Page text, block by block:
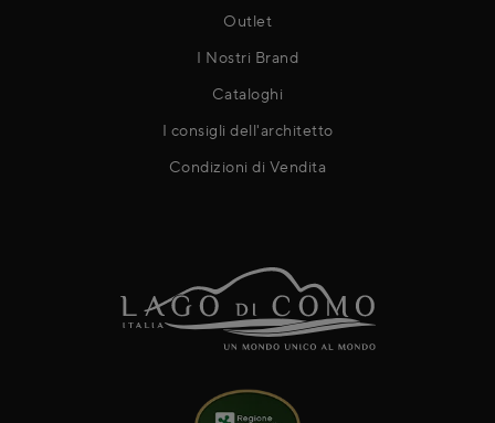
Outlet
I Nostri Brand
Cataloghi
I consigli dell'architetto
Condizioni di Vendita